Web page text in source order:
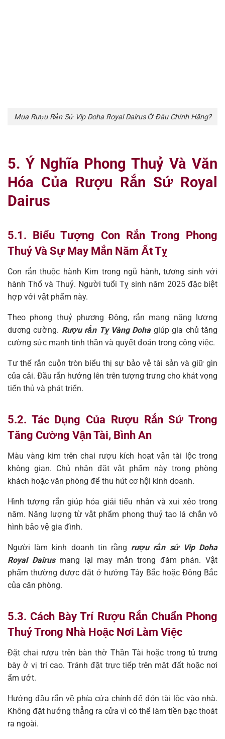
Mua Rượu Rắn Sứ Vip Doha Royal Dairus Ở Đâu Chính Hãng?
5. Ý Nghĩa Phong Thuỷ Và Văn
Hóa Của Rượu Rắn Sứ Royal
Dairus
5.1. Biểu Tượng Con Rắn Trong Phong
Thuỷ Và Sự May Mắn Năm Ất Tỵ
Con rắn thuộc hành Kim trong ngũ hành, tương sinh với
hành Thổ và Thuỷ. Người tuổi Tỵ sinh năm 2025 đặc biệt
hợp với vật phẩm này.
Theo phong thuỷ phương Đông, rắn mang năng lượng
dương cường. Rượu rắn Tỵ Vàng Dohagiúp gia chủ tăng
cường sức mạnh tinh thần và quyết đoán trong công việc.
Tư thế rắn cuộn tròn biểu thị sự bảo vệ tài sản và giữ gìn
của cải. Đầu rắn hướng lên trên tượng trưng cho khát vọng
tiến thủ và phát triển.
5.2. Tác Dụng Của Rượu Rắn Sứ Trong
Tăng Cường Vận Tài, Bình An
Màu vàng kim trên chai rượu kích hoạt vận tài lộc trong
không gian. Chủ nhân đặt vật phẩm này trong phòng
khách hoặc văn phòng để thu hút cơ hội kinh doanh.
Hình tượng rắn giúp hóa giải tiểu nhân và xui xẻo trong
năm. Năng lượng từ vật phẩm phong thuỷ tạo lá chắn vô
hình bảo vệ gia đình.
Người làm kinh doanh tin rằng rượu rắn sứ Vip Doha
Royal Dairusmang lại may mắn trong đàm phán. Vật
phẩm thường được đặt ở hướng Tây Bắc hoặc Đông Bắc
của căn phòng.
5.3. Cách Bày Trí Rượu Rắn Chuẩn Phong
Thuỷ Trong Nhà Hoặc Nơi Làm Việc
Đặt chai rượu trên bàn thờ Thần Tài hoặc trong tủ trưng
bày ở vị trí cao. Tránh đặt trực tiếp trên mặt đất hoặc nơi
ẩm ướt.
Hướng đầu rắn về phía cửa chính để đón tài lộc vào nhà.
Không đặt hướng thẳng ra cửa vì có thể làm tiền bạc thoát
ra ngoài.